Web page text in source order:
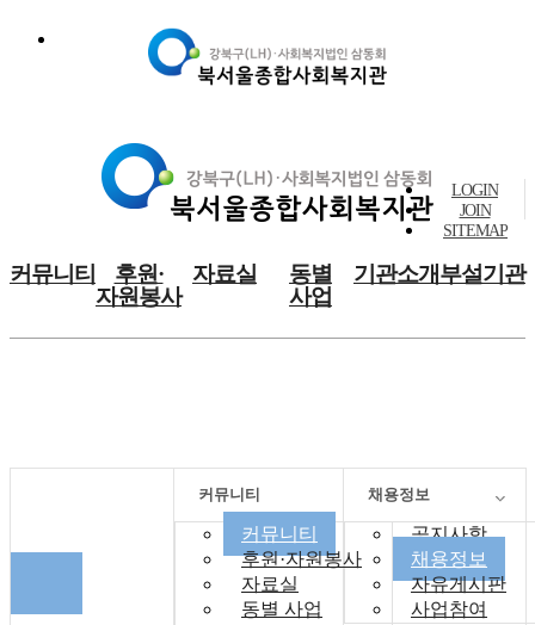
LOGIN
JOIN
SITEMAP
커뮤니티
후원·
자원봉사
자료실
동별
사업
기관소개부설기관
커뮤니티
커뮤니티
후원·자원봉사
자료실
동별 사업
채용정보
공지사항
채용정보
자유게시판
사업참여